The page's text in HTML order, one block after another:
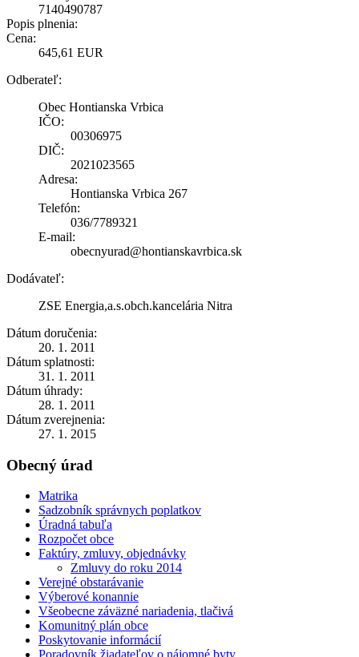
7140490787
Popis plnenia:
Cena:
645,61 EUR
Odberateľ:
Obec Hontianska Vrbica
IČO:
00306975
DIČ:
2021023565
Adresa:
Hontianska Vrbica 267
Telefón:
036/7789321
E-mail:
obecnyurad@hontianskavrbica.sk
Dodávateľ:
ZSE Energia,a.s.obch.kancelária Nitra
Dátum doručenia:
20. 1. 2011
Dátum splatnosti:
31. 1. 2011
Dátum úhrady:
28. 1. 2011
Dátum zverejnenia:
27. 1. 2015
Obecný úrad
Matrika
Sadzobník správnych poplatkov
Úradná tabuľa
Rozpočet obce
Faktúry, zmluvy, objednávky
Zmluvy do roku 2014
Verejné obstarávanie
Výberové konannie
Všeobecne záväzné nariadenia, tlačivá
Komunitný plán obce
Poskytovanie informácií